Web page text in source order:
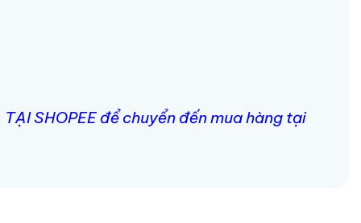
SHOPEE để chuyển đến mua hàng tại